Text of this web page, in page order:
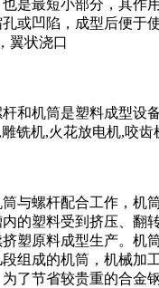
是最短小部分，其作
或凹陷，成型后便于
翼状浇口
和机筒是塑料成型设
铣机,火花放电机,咬
与螺杆配合工作，
的塑料受到挤压、
塑原料成型生产。
组成的机筒，机械
了节省较贵重的合